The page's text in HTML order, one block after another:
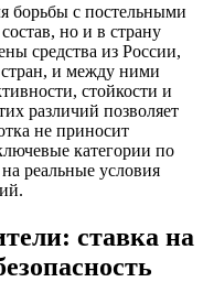
борьбы с постельными
но и в страну
средства из России,
и между ними
стойкости и
различий позволяет
не приносит
категории по
реальные условия
ставка на